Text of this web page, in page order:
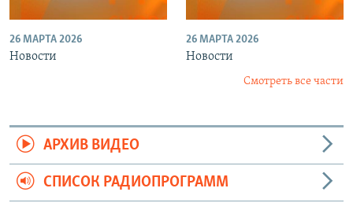
26 МАРТА 2026
Новости
26 МАРТА 2026
Новости
Смотреть все части
АРХИВ ВИДЕО
СПИСОК РАДИОПРОГРАММ